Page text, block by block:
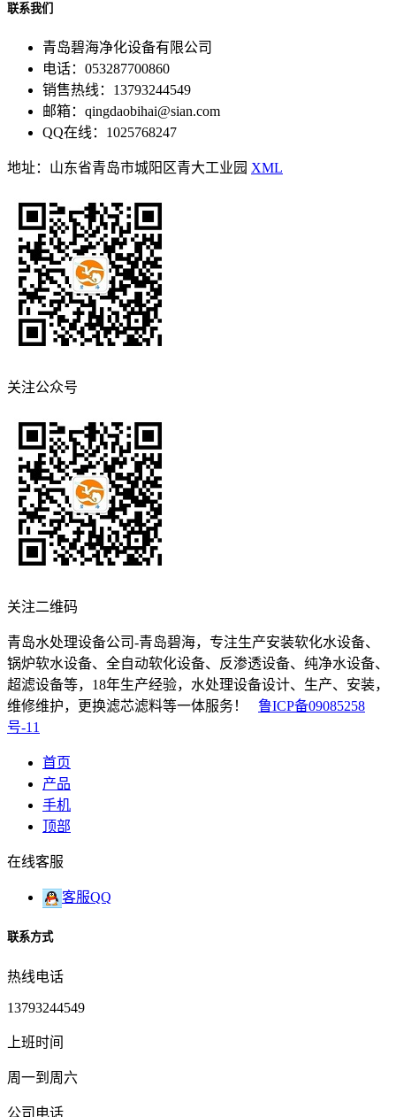
联系我们
青岛碧海净化设备有限公司
电话：053287700860
销售热线：13793244549
邮箱：qingdaobihai@sian.com
QQ在线：1025768247
地址：山东省青岛市城阳区青大工业园 XML
关注公众号
关注二维码
青岛水处理设备公司-青岛碧海，专注生产安装软化水设备、
锅炉软水设备、全自动软化设备、反渗透设备、纯净水设备、
超滤设备等，18年生产经验，水处理设备设计、生产、安装，
维修维护，更换滤芯滤料等一体服务！ 鲁ICP备09085258
号-11
首页
产品
手机
顶部
在线客服
客服QQ
联系方式
热线电话
13793244549
上班时间
周一到周六
公司电话